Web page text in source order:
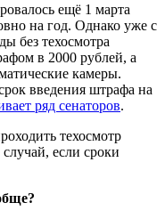
ещё 1 марта
на год. Однако уже с
без техосмотра
в 2000 рублей, а
камеры.
введения штрафа на
ряд сенаторов.
техосмотр
если сроки